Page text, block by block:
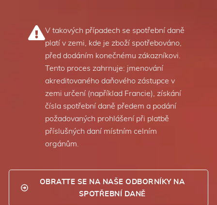
V takových případech se spotřební daně
platí v zemi, kde je zboží spotřebováno,
před dodáním konečnému zákazníkovi.
Tento proces zahrnuje: jmenování
akreditovaného daňového zástupce v
zemi určení (například Francie), získání
čísla spotřební daně předem a podání
požadovaných prohlášení při platbě
příslušných daní místním celním
orgánům.
OBRATTE SE NA NAŠE ODBORNÍKY NA
SPOTŘEBNÍ DANĚ